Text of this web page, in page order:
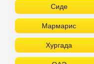
Шарджа
Таиланд
Самуй